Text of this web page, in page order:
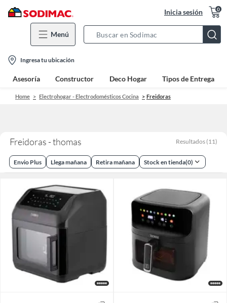
Inicia sesión 0
Menú
Bar
location-
icon
Ingresa tu ubicación
Asesoría Constructor Deco Hogar Tipos de Entrega
Home Electrohogar - Electrodomésticos Cocina Freidoras
Freidoras - thomas Resultados (11)
Envio Plus Llega mañana Retira mañana Stock en tienda(0)